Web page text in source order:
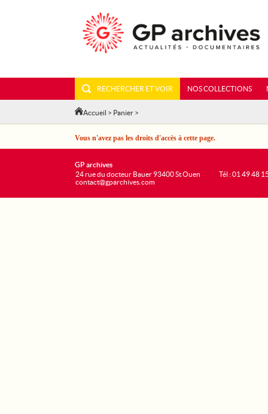
RECHERCHER ET VOIR NOS COLLECTIONS
Accueil > Panier >
Vous n'avez pas les droits d'accès à cette page.
GP archives
24 rue du docteur Bauer 93400 St Ouen
contact@gparchives.com
Tél : 01 49 48